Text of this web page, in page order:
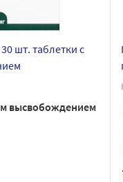
шт. таблетки с
высвобождением